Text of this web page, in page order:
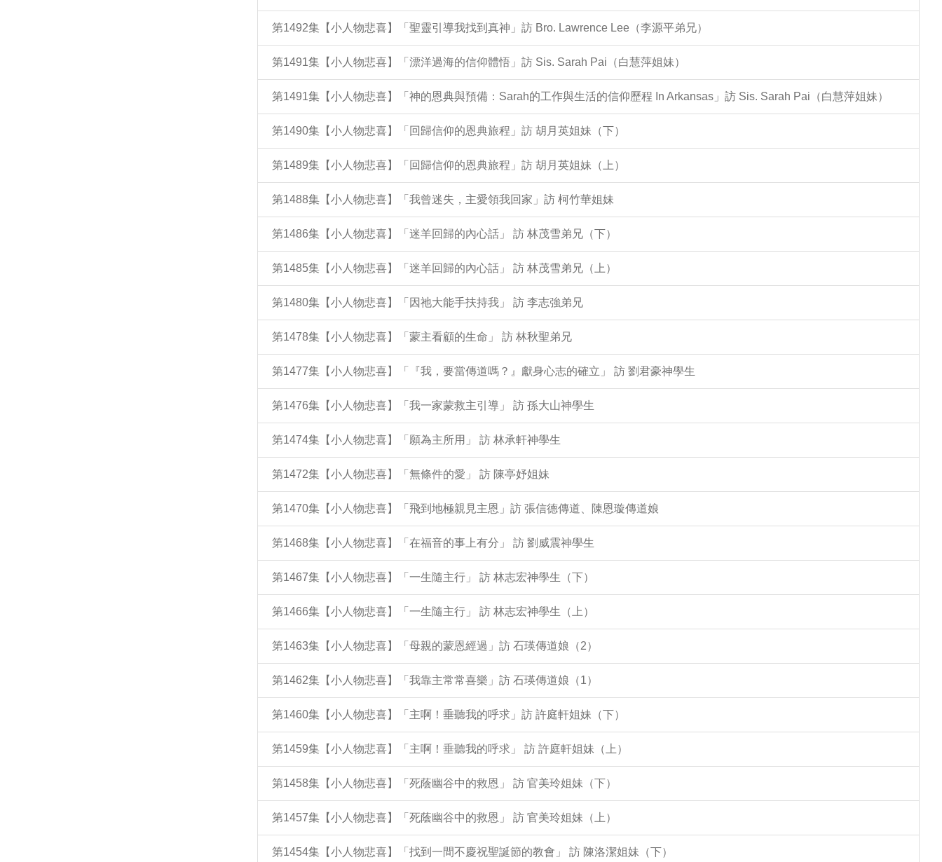
第1492集【小人物悲喜】「聖靈引導我找到真神」訪 Bro. Lawrence Lee（李源平弟兄）
第1491集【小人物悲喜】「漂洋過海的信仰體悟」訪 Sis. Sarah Pai（白慧萍姐妹）
第1491集【小人物悲喜】「神的恩典與預備：Sarah的工作與生活的信仰歷程 In Arkansas」訪 Sis. Sarah Pai（白慧萍姐妹）
第1490集【小人物悲喜】「回歸信仰的恩典旅程」訪 胡月英姐妹（下）
第1489集【小人物悲喜】「回歸信仰的恩典旅程」訪 胡月英姐妹（上）
第1488集【小人物悲喜】「我曾迷失，主愛領我回家」訪 柯竹華姐妹
第1486集【小人物悲喜】「迷羊回歸的內心話」 訪 林茂雪弟兄（下）
第1485集【小人物悲喜】「迷羊回歸的內心話」 訪 林茂雪弟兄（上）
第1480集【小人物悲喜】「因祂大能手扶持我」 訪 李志強弟兄
第1478集【小人物悲喜】「蒙主看顧的生命」 訪 林秋聖弟兄
第1477集【小人物悲喜】「『我，要當傳道嗎？』獻身心志的確立」 訪 劉君豪神學生
第1476集【小人物悲喜】「我一家蒙救主引導」 訪 孫大山神學生
第1474集【小人物悲喜】「願為主所用」 訪 林承軒神學生
第1472集【小人物悲喜】「無條件的愛」 訪 陳亭妤姐妹
第1470集【小人物悲喜】「飛到地極親見主恩」訪 張信德傳道、陳恩璇傳道娘
第1468集【小人物悲喜】「在福音的事上有分」 訪 劉威震神學生
第1467集【小人物悲喜】「一生隨主行」 訪 林志宏神學生（下）
第1466集【小人物悲喜】「一生隨主行」 訪 林志宏神學生（上）
第1463集【小人物悲喜】「母親的蒙恩經過」訪 石瑛傳道娘（2）
第1462集【小人物悲喜】「我靠主常常喜樂」訪 石瑛傳道娘（1）
第1460集【小人物悲喜】「主啊！垂聽我的呼求」訪 許庭軒姐妹（下）
第1459集【小人物悲喜】「主啊！垂聽我的呼求」 訪 許庭軒姐妹（上）
第1458集【小人物悲喜】「死蔭幽谷中的救恩」 訪 官美玲姐妹（下）
第1457集【小人物悲喜】「死蔭幽谷中的救恩」 訪 官美玲姐妹（上）
第1454集【小人物悲喜】「找到一間不慶祝聖誕節的教會」 訪 陳洛潔姐妹（下）